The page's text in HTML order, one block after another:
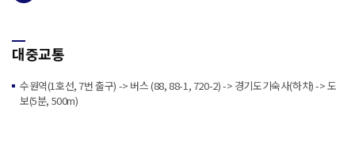
대중교통
수원역(1호선, 7번 출구) -> 버스 (88, 88-1, 720-2) -> 경기도기숙사(하차) -> 도
보(5분, 500m)